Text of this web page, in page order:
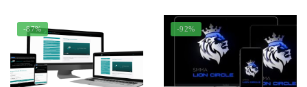
-87% -92%